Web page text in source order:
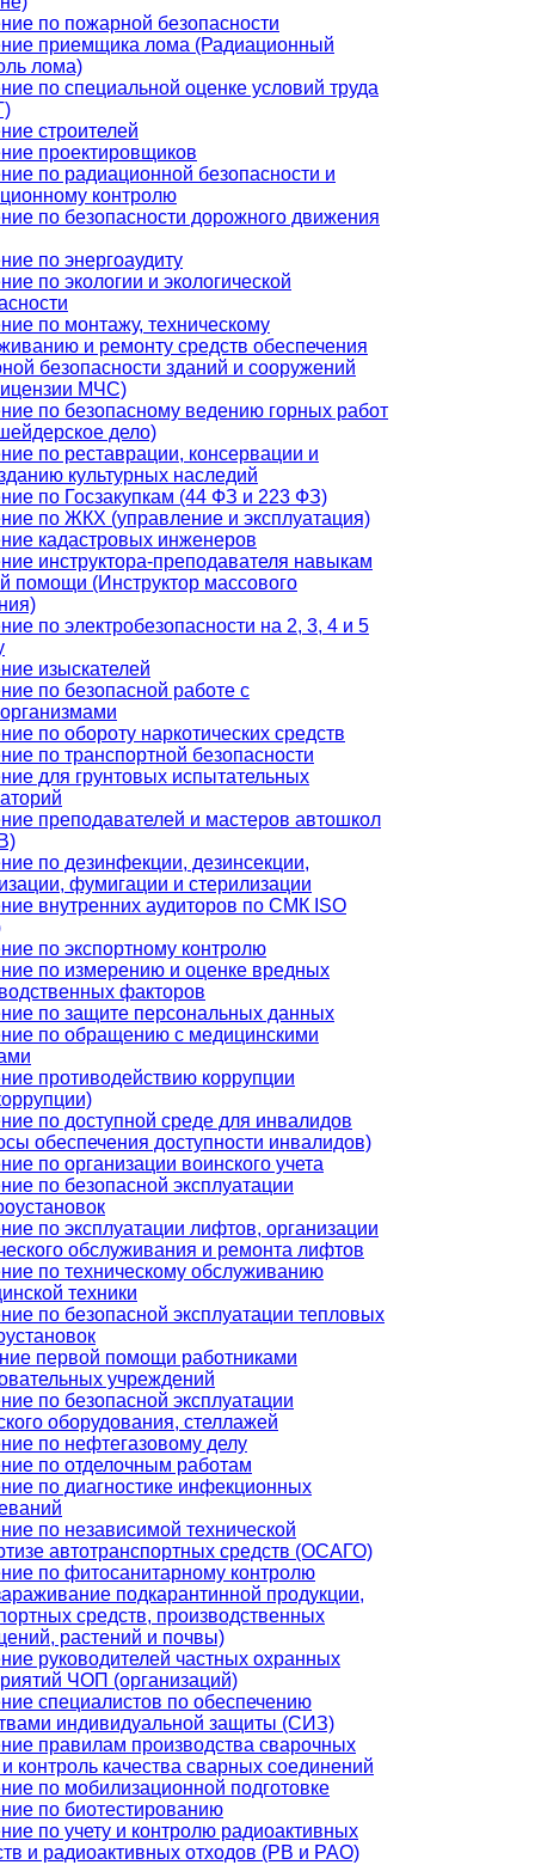
по пожарной безопасности
приемщика лома (Радиационный
лома)
по специальной оценке условий труда
строителей
проектировщиков
по радиационной безопасности и
контролю
по безопасности дорожного движения
по энергоаудиту
по экологии и экологической
по монтажу, техническому
и ремонту средств обеспечения
безопасности зданий и сооружений
МЧС)
по безопасному ведению горных работ
дело)
по реставрации, консервации и
культурных наследий
по Госзакупкам (44 ФЗ и 223 ФЗ)
по ЖКХ (управление и эксплуатация)
кадастровых инженеров
инструктора-преподавателя навыкам
помощи (Инструктор массового
по электробезопасности на 2, 3, 4 и 5
изыскателей
по безопасной работе с
по обороту наркотических средств
по транспортной безопасности
для грунтовых испытательных
преподавателей и мастеров автошкол
по дезинфекции, дезинсекции,
фумигации и стерилизации
внутренних аудиторов по СМК ISO
по экспортному контролю
по измерению и оценке вредных
факторов
по защите персональных данных
по обращению с медицинскими
противодействию коррупции
по доступной среде для инвалидов
обеспечения доступности инвалидов)
по организации воинского учета
по безопасной эксплуатации
по эксплуатации лифтов, организации
обслуживания и ремонта лифтов
по техническому обслуживанию
техники
по безопасной эксплуатации тепловых
первой помощи работниками
учреждений
по безопасной эксплуатации
оборудования, стеллажей
по нефтегазовому делу
по отделочным работам
по диагностике инфекционных
по независимой технической
автотранспортных средств (ОСАГО)
по фитосанитарному контролю
подкарантинной продукции,
средств, производственных
растений и почвы)
руководителей частных охранных
ЧОП (организаций)
специалистов по обеспечению
индивидуальной защиты (СИЗ)
правилам производства сварочных
контроль качества сварных соединений
по мобилизационной подготовке
по биотестированию
по учету и контролю радиоактивных
и радиоактивных отходов (РВ и РАО)